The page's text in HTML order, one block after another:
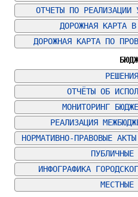
ОТЧЕТЫ ПО РЕАЛИЗАЦИИ
ДОРОЖНАЯ КАРТА
ДОРОЖНАЯ КАРТА ПО
ОТЧЁТЫ ОБ
МОНИТОРИНГ
РЕАЛИЗАЦИЯ
НОРМАТИВНО-ПРАВОВЫЕ
ПУБЛИЧНЫЕ
ИНФОГРАФИКА
МЕСТНЫЕ